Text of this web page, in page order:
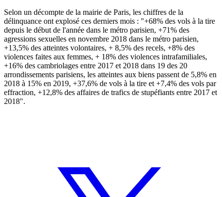
Selon un décompte de la mairie de Paris, les chiffres de la
délinquance ont explosé ces derniers mois : "+68% des vols à la tire
depuis le début de l'année dans le métro parisien, +71% des
agressions sexuelles en novembre 2018 dans le métro parisien,
+13,5% des atteintes volontaires, + 8,5% des recels, +8% des
violences faites aux femmes, + 18% des violences intrafamiliales,
+16% des cambriolages entre 2017 et 2018 dans 19 des 20
arrondissements parisiens, les atteintes aux biens passent de 5,8% en
2018 à 15% en 2019, +37,6% de vols à la tire et +7,4% des vols par
effraction, +12,8% des affaires de trafics de stupéfiants entre 2017 et
2018".